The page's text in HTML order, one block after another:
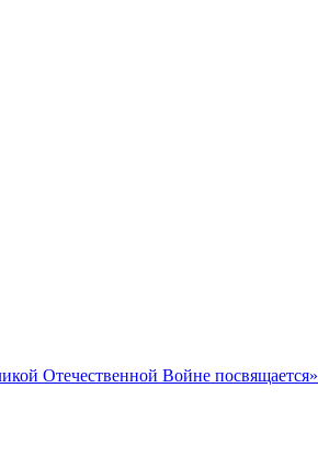
Отечественной Войне посвящается»